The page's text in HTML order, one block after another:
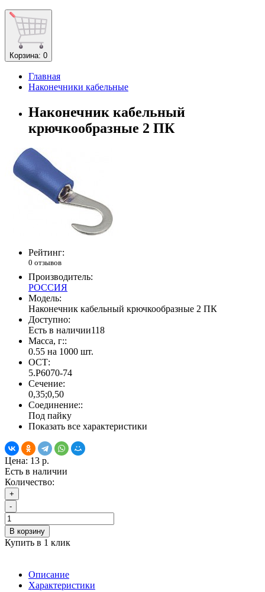
Корзина: 0
Главная
Наконечники кабельные
Наконечник кабельный
крючкообразные 2 ПК
Рейтинг:
0 отзывов
Производитель:
РОССИЯ
Модель:
Наконечник кабельный крючкообразные 2 ПК
Доступно:
Есть в наличии118
Масса, г::
0.55 на 1000 шт.
ОСТ:
5.Р6070-74
Сечение:
0,35;0,50
Соединение::
Под пайку
Показать все характеристики
Цена: 13 р.
Есть в наличии
Количество:
+
-
В корзину
Купить в 1 клик
Описание
Характеристики